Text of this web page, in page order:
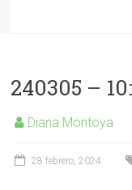
240305 –
Diana Montoya
28 febrero, 2024